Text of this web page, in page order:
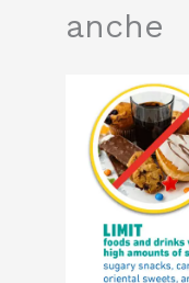
anche